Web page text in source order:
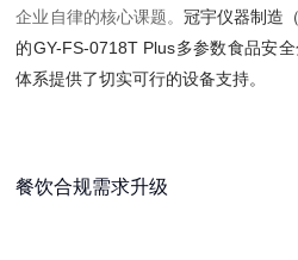
企业自律的核心课题。 冠宇仪器制造
的GY-FS-0718T Plus多参数食品安
体系提供了切实可行的设备支持。
餐饮合规需求升级